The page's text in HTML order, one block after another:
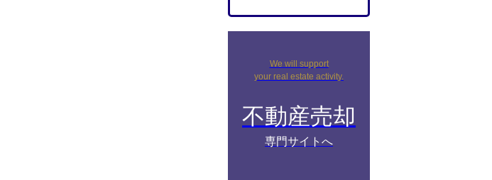
We will support
your real estate activity.
不動産売却
専門サイトへ